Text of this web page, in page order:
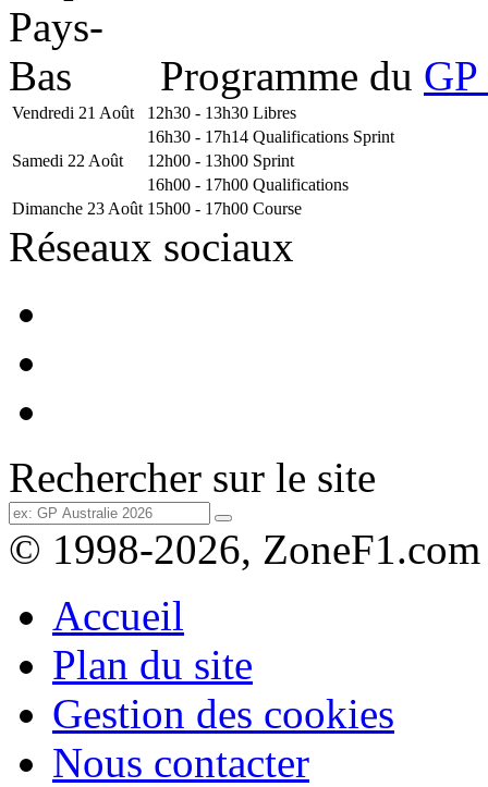
Programme du
Vendredi 21 Août 12h30 - 13h30 Libres
16h30 - 17h14 Qualifications Sprint
Samedi 22 Août
12h00 - 13h00 Sprint
16h00 - 17h00 Qualifications
Dimanche 23 Août 15h00 - 17h00 Course
Réseaux sociaux
Rechercher sur le site
© 1998-2026, ZoneF1.com
Accueil
Plan du site
Gestion des cookies
Nous contacter